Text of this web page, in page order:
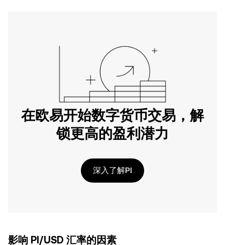
在欧易开始数字货币交易，解
锁更高的盈利潜力
深入了解PI
影响 PI/USD 汇率的因素